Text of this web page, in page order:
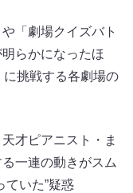
「劇場クイズバト
らかになったほ
挑戦する各劇場の
才ピアニスト・ま
一連の動きがスム
ていた”疑惑